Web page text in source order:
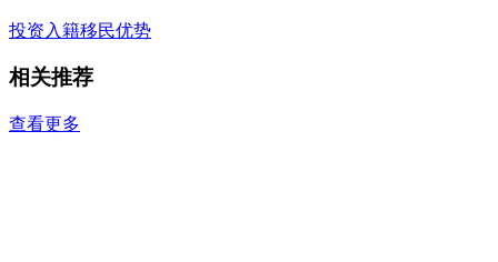
投资入籍移民优势
相关推荐
查看更多